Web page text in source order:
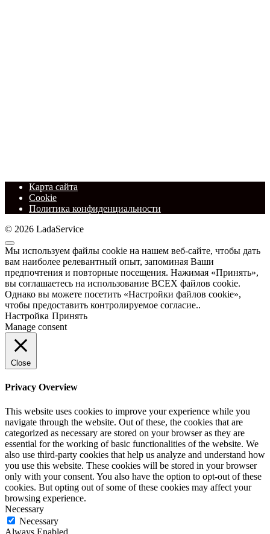
Карта сайта
Cookie
Политика конфиденциальности
© 2026 LadaService
Мы используем файлы cookie на нашем веб-сайте, чтобы дать
вам наиболее релевантный опыт, запоминая Ваши
предпочтения и повторные посещения. Нажимая «Принять»,
вы соглашаетесь на использование ВСЕХ файлов cookie.
Однако вы можете посетить «Настройки файлов cookie»,
чтобы предоставить контролируемое согласие..
Настройка Принять
Manage consent
Close
Privacy Overview
This website uses cookies to improve your experience while you
navigate through the website. Out of these, the cookies that are
categorized as necessary are stored on your browser as they are
essential for the working of basic functionalities of the website. We
also use third-party cookies that help us analyze and understand how
you use this website. These cookies will be stored in your browser
only with your consent. You also have the option to opt-out of these
cookies. But opting out of some of these cookies may affect your
browsing experience.
Necessary
Necessary
Always Enabled